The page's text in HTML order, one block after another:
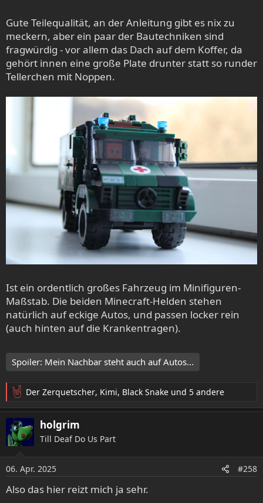
Gute Teilequalität, an der Anleitung gibt es nix zu
meckern, aber ein paar der Bautechniken sind
fragwürdig - vor allem das Dach auf dem Koffer, da
gehört innen eine große Plate drunter statt so runder
Tellerchen mit Noppen.
Ist ein ordentlich großes Fahrzeug im Minifiguren-
Maßstab. Die beiden Minecraft-Helden stehen
natürlich auf eckige Autos, und passen locker rein
(auch hinten auf die Krankentragen).
Spoiler: Mein Nachbar steht auch auf Autos...
R
e
a
k
t
n
e
n
Der Zerquetscher, Kimi, Black Snake und 5 andere
holgrim
Till Deaf Do Us Part
06. Apr. 2025 #258
Also das hier reizt mich ja sehr.